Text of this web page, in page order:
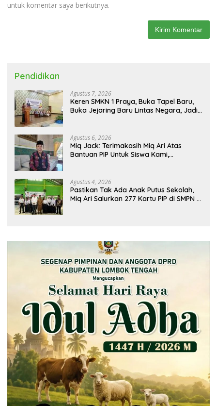
untuk komentar saya berikutnya.
Pendidikan
Agustus 7, 2026
Keren SMKN 1 Praya, Buka Tapel Baru,
Buka Jejaring Baru Lintas Negara, Jadi
Agustus 6, 2026
Miq Jack: Terimakasih Miq Ari Atas
Bantuan PIP Untuk Siswa Kami,
Agustus 4, 2026
Pastikan Tak Ada Anak Putus Sekolah,
Miq Ari Salurkan 277 Kartu PIP di SMPN 2